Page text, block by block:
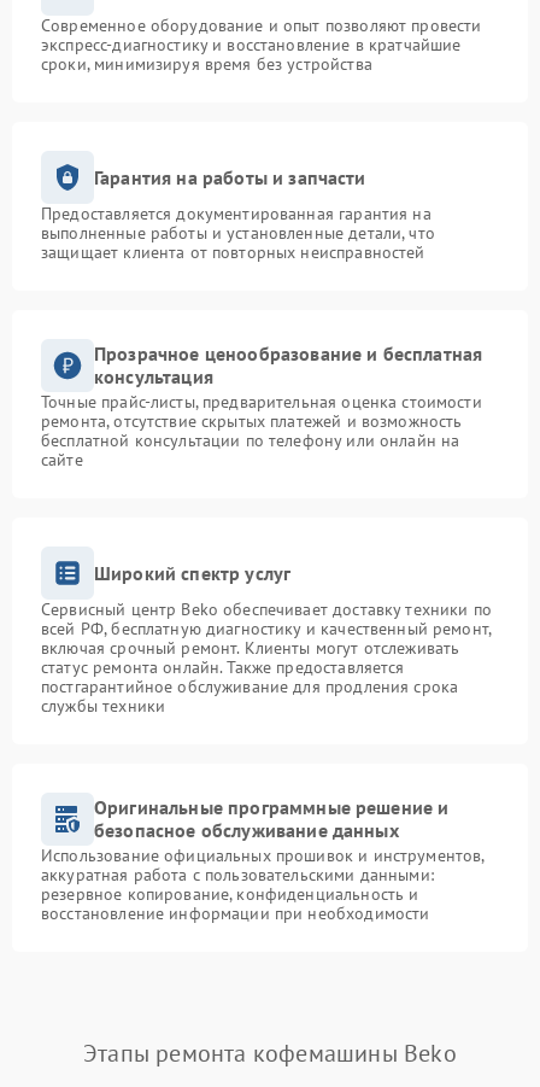
Современное оборудование и опыт позволяют провести
экспресс-диагностику и восстановление в кратчайшие
сроки, минимизируя время без устройства
Гарантия на работы и запчасти
Предоставляется документированная гарантия на
выполненные работы и установленные детали, что
защищает клиента от повторных неисправностей
Прозрачное ценообразование и бесплатная
консультация
Точные прайс-листы, предварительная оценка стоимости
ремонта, отсутствие скрытых платежей и возможность
бесплатной консультации по телефону или онлайн на
сайте
Широкий спектр услуг
Сервисный центр Beko обеспечивает доставку техники по
всей РФ, бесплатную диагностику и качественный ремонт,
включая срочный ремонт. Клиенты могут отслеживать
статус ремонта онлайн. Также предоставляется
постгарантийное обслуживание для продления срока
службы техники
Оригинальные программные решение и
безопасное обслуживание данных
Использование официальных прошивок и инструментов,
аккуратная работа с пользовательскими данными:
резервное копирование, конфиденциальность и
восстановление информации при необходимости
Этапы ремонта кофемашины Beko